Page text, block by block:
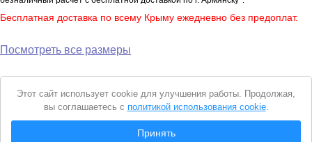
Бесплатная доставка по всему Крыму ежедневно без предоплат.
Посмотреть все размеры
Вся представленная на сайте информация носит справочный характер и не
Уведомление
cookie
Этот сайт использует cookie для улучшения работы. Продолжая,
вы соглашаетесь с политикой использования cookie.
Принять